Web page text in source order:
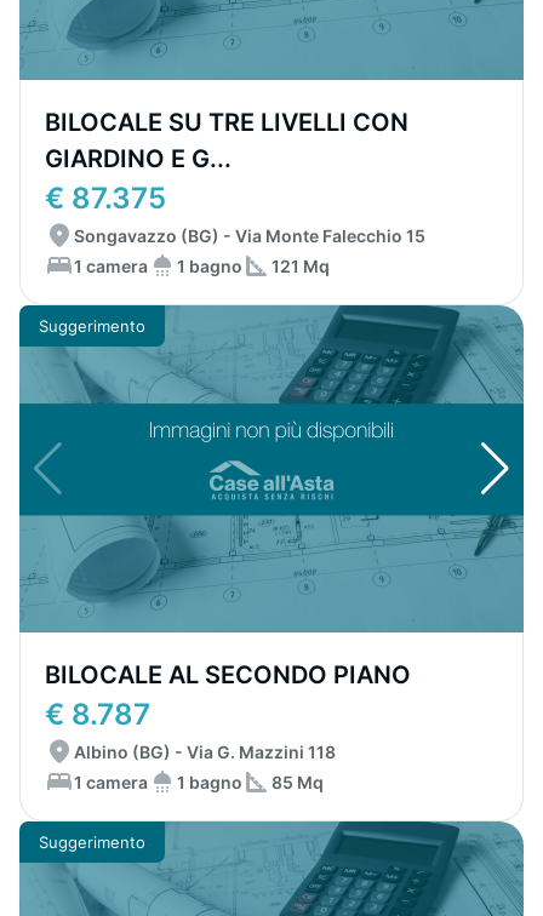
BILOCALE SU TRE LIVELLI CON
GIARDINO E G...
€ 87.375
Songavazzo (BG) - Via Monte Falecchio 15
1 camera
1 bagno 121 Mq
Suggerimento
BILOCALE AL SECONDO PIANO
€ 8.787
Albino (BG) - Via G. Mazzini 118
1 camera
1 bagno 85 Mq
Suggerimento